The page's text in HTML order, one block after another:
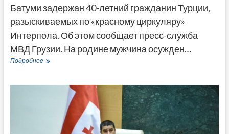
Батуми задержан 40-летний гражданин Турции,
разыскиваемых по «красному циркуляру»
Интерпола. Об этом сообщает пресс-служба
МВД Грузии. На родине мужчина осужден…
ПодробнееВ
гражданин
разыскиваемый
Интерполом